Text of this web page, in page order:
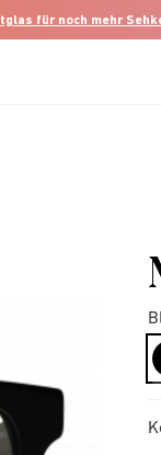
für noch mehr